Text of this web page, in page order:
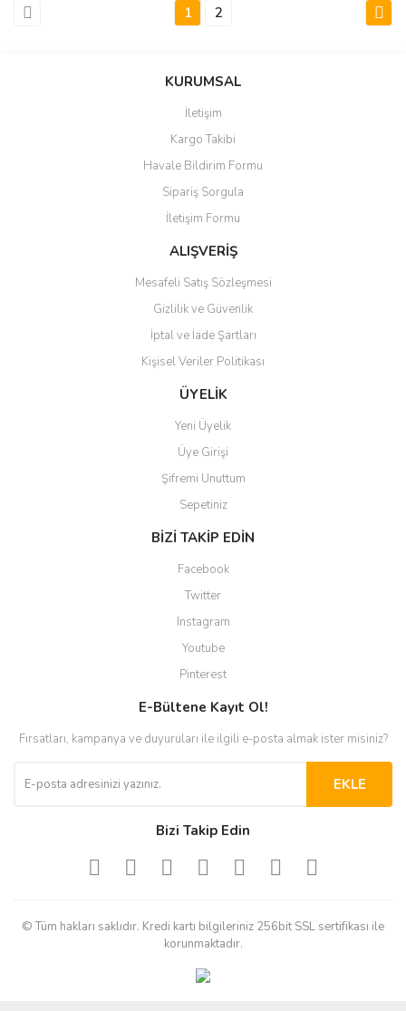
1 2
KURUMSAL
İletişim
Kargo Takibi
Havale Bildirim Formu
Sipariş Sorgula
İletişim Formu
ALIŞVERİŞ
Mesafeli Satış Sözleşmesi
Gizlilik ve Güvenlik
İptal ve İade Şartları
Kişisel Veriler Politikası
ÜYELİK
Yeni Üyelik
Üye Girişi
Şifremi Unuttum
Sepetiniz
BİZİ TAKİP EDİN
Facebook
Twitter
Instagram
Youtube
Pinterest
E-Bültene Kayıt Ol!
Fırsatları, kampanya ve duyuruları ile ilgili e-posta almak ister misiniz?
EKLE
Bizi Takip Edin
© Tüm hakları saklıdır. Kredi kartı bilgileriniz 256bit SSL sertifikası ile
korunmaktadır.